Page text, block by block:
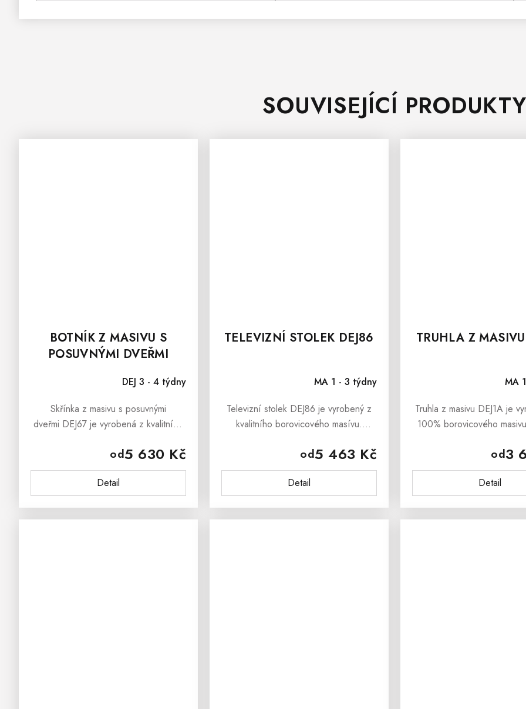
SOUVISEJÍCÍ PRODUKTY
BOTNÍK Z MASIVU S
POSUVNÝMI DVEŘMI
DEJ 3 - 4 týdny
od5 630 Kč
Detail
Skřínka z masivu s posuvnými
dveřmi DEJ67 je vyrobená z kvalitního
s posuvnými dveřmi DEJ67 je ošetřená
bezbarvým...
TELEVIZNÍ STOLEK DEJ86
MA 1 - 3 týdny
od5 463 Kč
Detail
Televizní stolek DEJ86 je vyrobený z
kvalitního borovicového masívu.
ekologickým lakem, který zabraňuje
jemným škrábancům. Televizní...
TRUHLA Z
MA
od3
Detail
Truhla z masivu DEJ1A je
100% borovicového
ekologickým lakem, který
jemným škrábancům a
množství...